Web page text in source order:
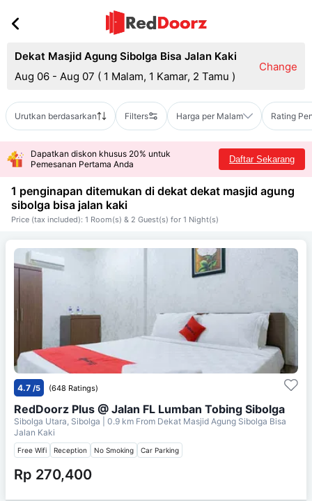
Dekat Masjid Agung Sibolga Bisa Jalan Kaki
Aug 06 - Aug 07 ( 1 Malam, 1 Kamar, 2 Tamu )
Change
Urutkan berdasarkan Filters Harga per Malam Rating
Dapatkan diskon khusus 20% untuk
Pemesanan Pertama Anda
Daftar Sekarang
1 penginapan ditemukan di dekat dekat masjid agung
sibolga bisa jalan kaki
Price (tax included): 1 Room(s) & 2 Guest(s) for 1 Night(s)
4.7 /5 (648 Ratings)
RedDoorz Plus @ Jalan FL Lumban Tobing Sibolga
Sibolga Utara, Sibolga | 0.9 km From Dekat Masjid Agung Sibolga Bisa
Jalan Kaki
Free Wifi Reception No Smoking Car Parking
Rp 270,400